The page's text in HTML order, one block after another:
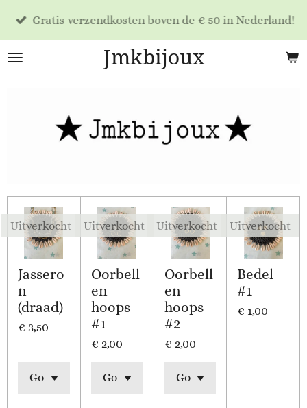
de
Jmkbijoux
Gratis verzendkosten boven de € 50 in Nederland!
Uitverkocht
Jassero
n
(draad)
€ 3,50
Uitverkocht
Oorbell
en
hoops
#1
€ 2,00
Uitverkocht
Oorbell
en
hoops
#2
€ 2,00
Uitverkocht
Bedel
#1
€ 1,00